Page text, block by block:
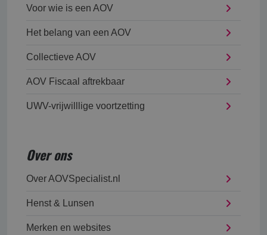
Voor wie is een AOV
Het belang van een AOV
Collectieve AOV
AOV Fiscaal aftrekbaar
UWV-vrijwilllige voortzetting
Over ons
Over AOVSpecialist.nl
Henst & Lunsen
Merken en websites